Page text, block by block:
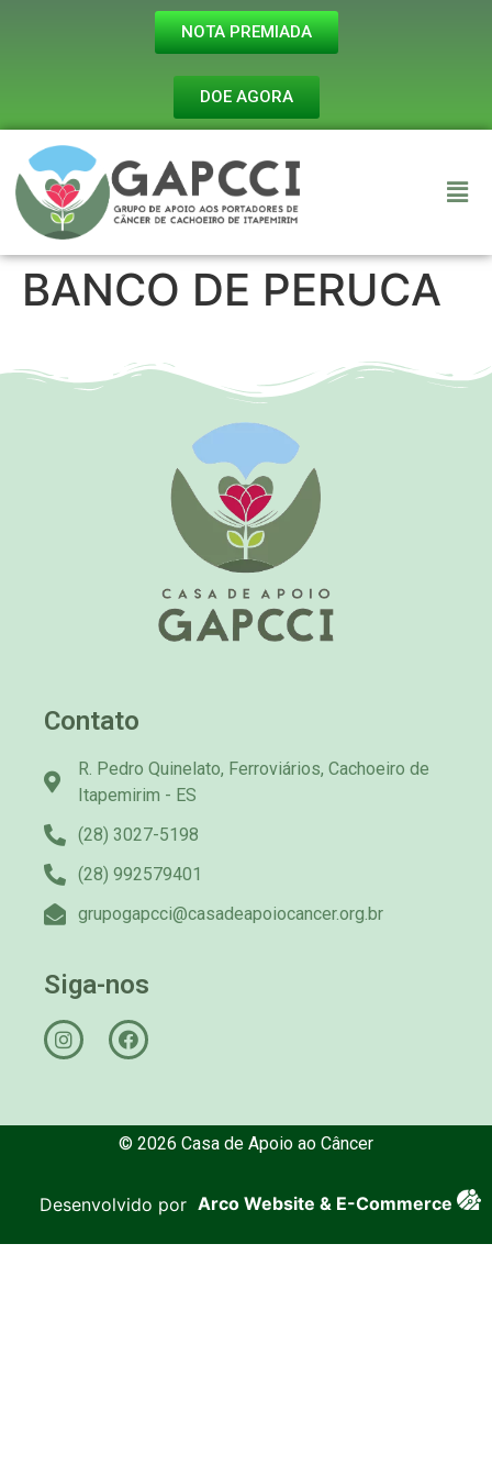
NOTA PREMIADA
DOE AGORA
BANCO DE PERUCA
Contato
R. Pedro Quinelato, Ferroviários, Cachoeiro de
Itapemirim - ES
(28) 3027-5198
(28) 992579401
grupogapcci@casadeapoiocancer.org.br
Siga-nos
© 2026 Casa de Apoio ao Câncer
Desenvolvido por Arco Website & E-Commerce